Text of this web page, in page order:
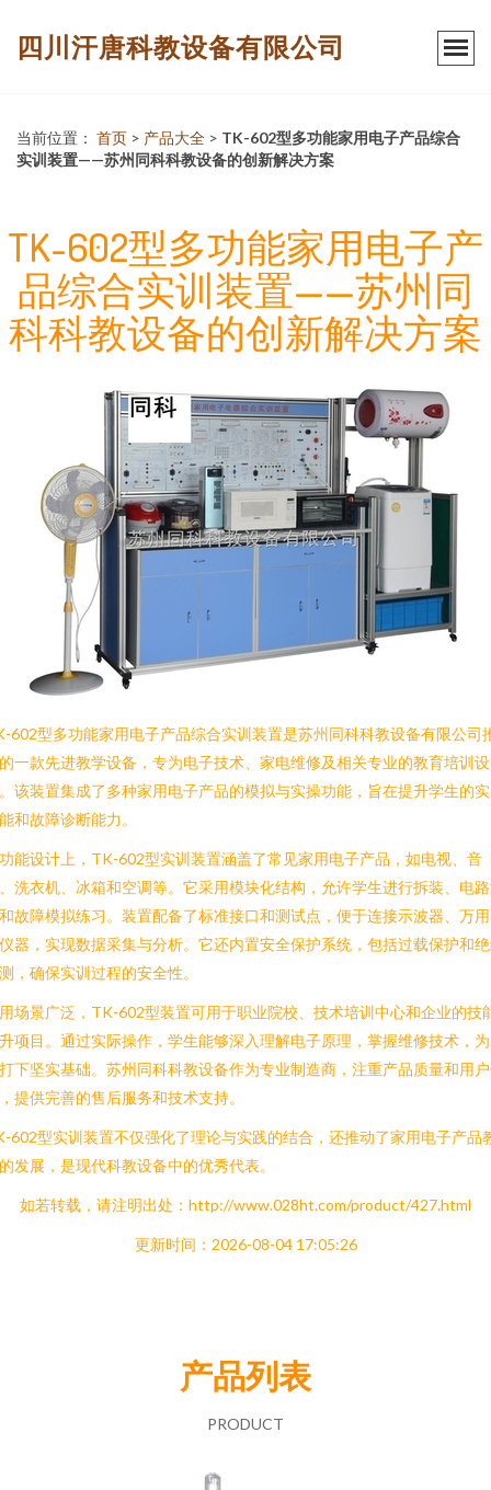
四川汗唐科教设备有限公司
当前位置： 首页 > 产品大全 > TK-602型多功能家用电子产品综合
实训装置——苏州同科科教设备的创新解决方案
TK-602型多功能家用电子产
品综合实训装置——苏州同
科科教设备的创新解决方案
602型多功能家用电子产品综合实训装置是苏州同科科教设备有限公司
一款先进教学设备，专为电子技术、家电维修及相关专业的教育培训设
该装置集成了多种家用电子产品的模拟与实操功能，旨在提升学生的
和故障诊断能力。
能设计上，TK-602型实训装置涵盖了常见家用电子产品，如电视、音
洗衣机、冰箱和空调等。它采用模块化结构，允许学生进行拆装、电
故障模拟练习。装置配备了标准接口和测试点，便于连接示波器、万
器，实现数据采集与分析。它还内置安全保护系统，包括过载保护和
，确保实训过程的安全性。
场景广泛，TK-602型装置可用于职业院校、技术培训中心和企业的技
项目。通过实际操作，学生能够深入理解电子原理，掌握维修技术，
下坚实基础。苏州同科科教设备作为专业制造商，注重产品质量和用
提供完善的售后服务和技术支持。
602型实训装置不仅强化了理论与实践的结合，还推动了家用电子产品
发展，是现代科教设备中的优秀代表。
如若转载，请注明出处：http://www.028ht.com/product/427.html
更新时间：2026-08-04 17:05:26
产品列表
PRODUCT